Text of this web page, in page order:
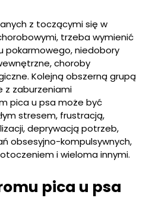
z toczącymi się w
trzeba wymienić
pokarmowego, niedobory
choroby
Kolejną obszerną grupą
z zaburzeniami
pica u psa może być
stresem, frustracją,
deprywacją potrzeb,
obsesyjno-kompulsywnych,
i wieloma innymi.
pica u psa